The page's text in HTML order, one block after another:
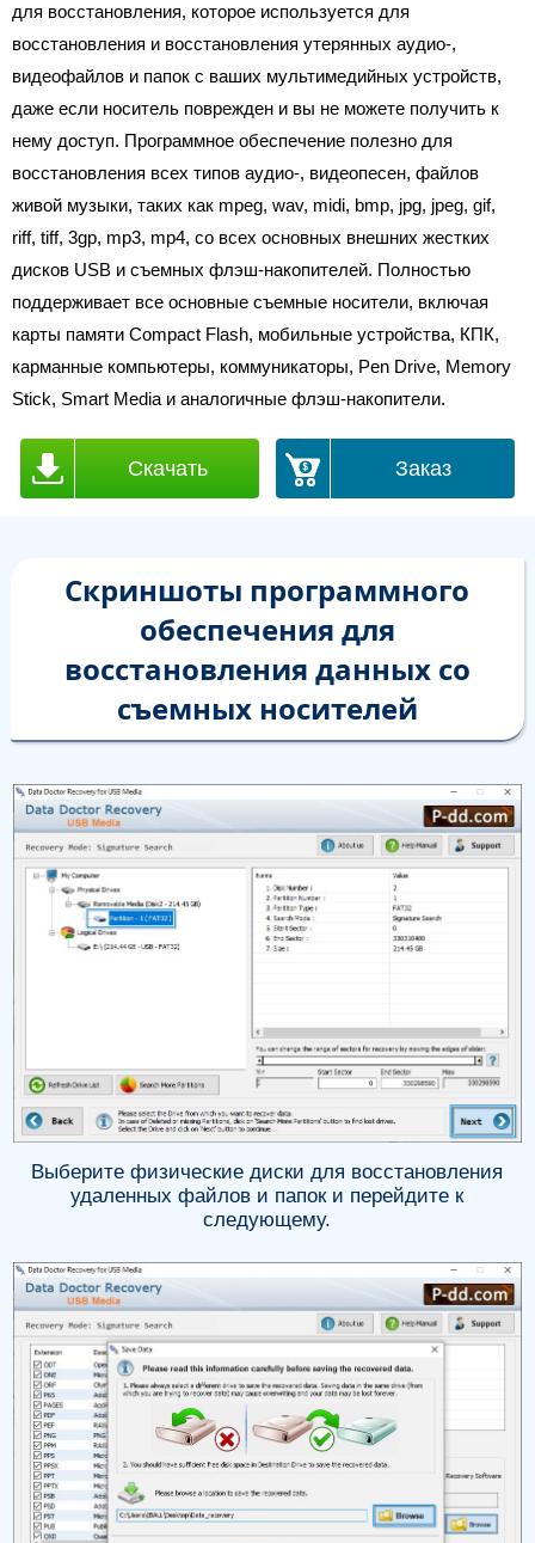
для восстановления, которое используется для
восстановления и восстановления утерянных аудио-,
видеофайлов и папок с ваших мультимедийных устройств,
даже если носитель поврежден и вы не можете получить к
нему доступ. Программное обеспечение полезно для
восстановления всех типов аудио-, видеопесен, файлов
живой музыки, таких как mpeg, wav, midi, bmp, jpg, jpeg, gif,
riff, tiff, 3gp, mp3, mp4, со всех основных внешних жестких
дисков USB и съемных флэш-накопителей. Полностью
поддерживает все основные съемные носители, включая
карты памяти Compact Flash, мобильные устройства, КПК,
карманные компьютеры, коммуникаторы, Pen Drive, Memory
Stick, Smart Media и аналогичные флэш-накопители.
Скачать Заказ
Скриншоты программного
обеспечения для
восстановления данных со
съемных носителей
Выберите физические диски для восстановления
удаленных файлов и папок и перейдите к
следующему.